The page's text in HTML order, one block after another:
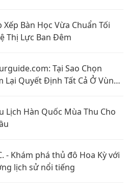
Bàn Học Vừa Chuẩn Tối
Thị Lực Ban Đêm
Tại Sao Chọn
Quyết Định Tất Cả Ở Vùng
Lịch Hàn Quốc Mùa Thu Cho
- Khám phá thủ đô Hoa Kỳ với
lịch sử nổi tiếng